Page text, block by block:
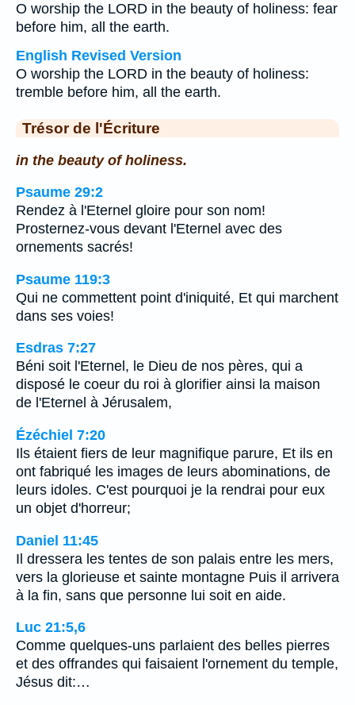
O worship the LORD in the beauty of holiness: fear
before him, all the earth.
English Revised Version
O worship the LORD in the beauty of holiness:
tremble before him, all the earth.
Trésor de l'Écriture
in the beauty of holiness.
Psaume 29:2
Rendez à l'Eternel gloire pour son nom!
Prosternez-vous devant l'Eternel avec des
ornements sacrés!
Psaume 119:3
Qui ne commettent point d'iniquité, Et qui marchent
dans ses voies!
Esdras 7:27
Béni soit l'Eternel, le Dieu de nos pères, qui a
disposé le coeur du roi à glorifier ainsi la maison
de l'Eternel à Jérusalem,
Ézéchiel 7:20
Ils étaient fiers de leur magnifique parure, Et ils en
ont fabriqué les images de leurs abominations, de
leurs idoles. C'est pourquoi je la rendrai pour eux
un objet d'horreur;
Daniel 11:45
Il dressera les tentes de son palais entre les mers,
vers la glorieuse et sainte montagne Puis il arrivera
à la fin, sans que personne lui soit en aide.
Luc 21:5,6
Comme quelques-uns parlaient des belles pierres
et des offrandes qui faisaient l'ornement du temple,
Jésus dit:…